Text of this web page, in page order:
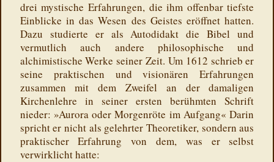
drei mystische Erfahrungen, die ihm offenbar tiefste
Einblicke in das Wesen des Geistes eröffnet hatten.
Dazu studierte er als Autodidakt die Bibel und
vermutlich auch andere philosophische und
alchimistische Werke seiner Zeit. Um 1612 schrieb er
seine praktischen und visionären Erfahrungen
zusammen mit dem Zweifel an der damaligen
Kirchenlehre in seiner ersten berühmten Schrift
nieder: »Aurora oder Morgenröte im Aufgang« Darin
spricht er nicht als gelehrter Theoretiker, sondern aus
praktischer Erfahrung von dem, was er selbst
verwirklicht hatte: